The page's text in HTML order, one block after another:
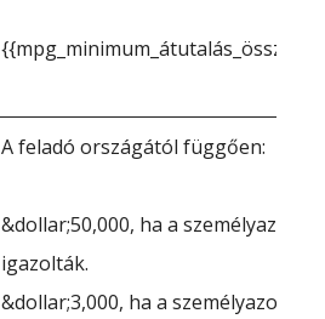
A feladó országától függően:
&dollar;50,000, ha a
igazolták.
&dollar;3,000, ha a